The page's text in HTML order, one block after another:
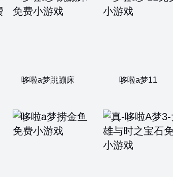
哆啦a梦跳蹦床 哆啦a梦11